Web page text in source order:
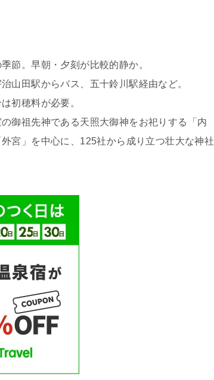
節。早朝・夕刻が比較的静か。
山田駅からバス、五十鈴川駅経由など。
初穂料が必要。
御祖先神である天照大御神をお祀りする「内
宮」を中心に、125社から成り立つ壮大な神社